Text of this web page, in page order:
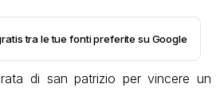
tra le tue fonti preferite su Google